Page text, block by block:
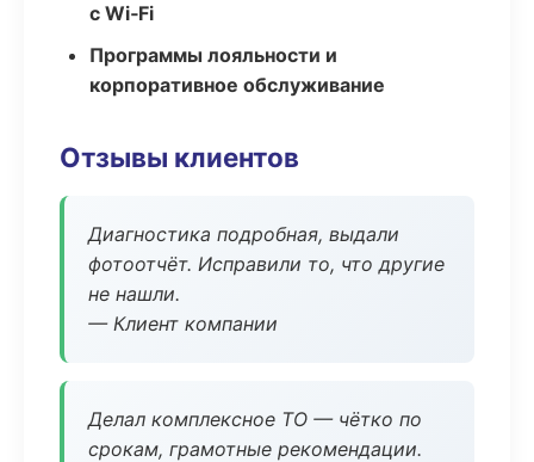
с Wi‑Fi
Программы лояльности и
корпоративное обслуживание
Отзывы клиентов
Диагностика подробная, выдали
фотоотчёт. Исправили то, что другие
не нашли.
— Клиент компании
Делал комплексное ТО — чётко по
срокам, грамотные рекомендации.